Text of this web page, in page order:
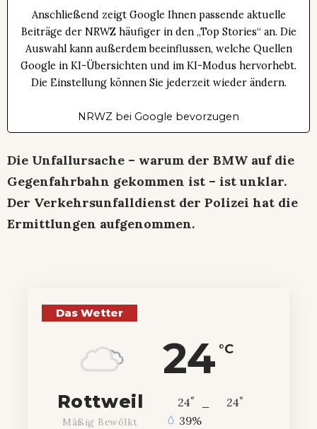
Anschließend zeigt Google Ihnen passende aktuelle
Beiträge der NRWZ häufiger in den „Top Stories“ an. Die
Auswahl kann außerdem beeinflussen, welche Quellen
Google in KI-Übersichten und im KI-Modus hervorhebt.
Die Einstellung können Sie jederzeit wieder ändern.
NRWZ bei Google bevorzugen
Die Unfallursache – warum der BMW auf die
Gegenfahrbahn gekommen ist – ist unklar.
Der Verkehrsunfalldienst der Polizei hat die
Ermittlungen aufgenommen.
Das Wetter
24 °C
Rottweil
Mäßig Bewölkt
24° 24°
39%